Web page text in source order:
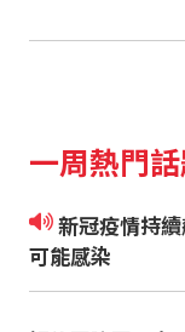
一周熱門
新冠疫情持續飆升 常見八大症狀 沒發燒也
可能感染